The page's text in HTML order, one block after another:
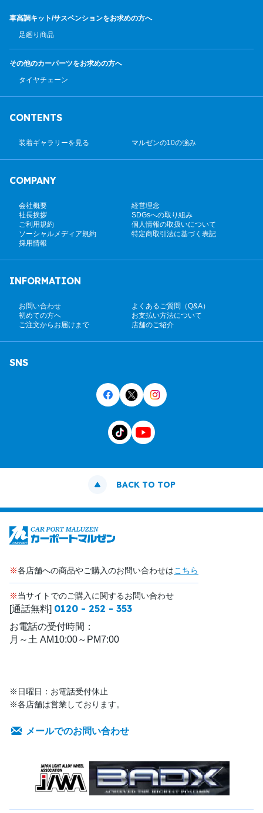
車高調キット/サスペンションをお求めの方へ
足廻り商品
その他のカーパーツをお求めの方へ
タイヤチェーン
CONTENTS
装着ギャラリーを見る マルゼンの10の強み
COMPANY
会社概要
経営理念
社長挨拶
SDGsへの取り組み
ご利用規約
個人情報の取扱いについて
ソーシャルメディア規約
特定商取引法に基づく表記
採用情報
INFORMATION
お問い合わせ
よくあるご質問（Q&A）
初めての方へ
お支払い方法について
ご注文からお届けまで
店舗のご紹介
SNS
BACK TO TOP
※各店舗への商品やご購入のお問い合わせはこちら
※当サイトでのご購入に関するお問い合わせ
[通話無料] 0120 - 252 - 353
お電話の受付時間：
月～土 AM10:00～PM7:00
※日曜日：お電話受付休止
※各店舗は営業しております。
メールでのお問い合わせ